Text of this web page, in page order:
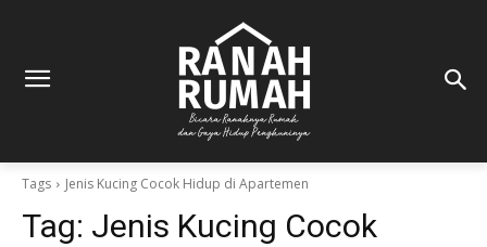
Tags Jenis Kucing Cocok Hidup di Apartemen
Tag: Jenis Kucing Cocok